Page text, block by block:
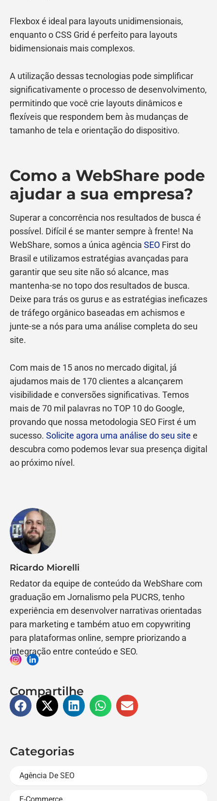
Flexbox é ideal para layouts unidimensionais,
enquanto o CSS Grid é perfeito para layouts
bidimensionais mais complexos.
A utilização dessas tecnologias pode simplificar
significativamente o processo de desenvolvimento,
permitindo que você crie layouts dinâmicos e
flexíveis que respondem bem às mudanças de
tamanho de tela e orientação do dispositivo.
Como a WebShare pode
ajudar a sua empresa?
Superar a concorrência nos resultados de busca é
possível. Difícil é se manter sempre à frente! Na
WebShare, somos a única agência SEO First do
Brasil e utilizamos estratégias avançadas para
garantir que seu site não só alcance, mas
mantenha-se no topo dos resultados de busca.
Deixe para trás os gurus e as estratégias ineficazes
de tráfego orgânico baseadas em achismos e
junte-se a nós para uma análise completa do seu
site.
Com mais de 15 anos no mercado digital, já
ajudamos mais de 170 clientes a alcançarem
visibilidade e conversões significativas. Temos
mais de 70 mil palavras no TOP 10 do Google,
provando que nossa metodologia SEO First é um
sucesso. Solicite agora uma análise do seu site e
descubra como podemos levar sua presença digital
ao próximo nível.
Ricardo Miorelli
Redator da equipe de conteúdo da WebShare com
graduação em Jornalismo pela PUCRS, tenho
experiência em desenvolver narrativas orientadas
para marketing e também atuo em copywriting
para plataformas online, sempre priorizando a
integração entre conteúdo e SEO.
Compartilhe
Categorias
Agência De SEO
E-Commerce